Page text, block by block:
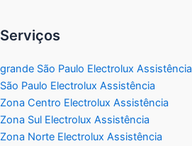
Serviços
grande São Paulo Electrolux Assistência
São Paulo Electrolux Assistência
Zona Centro Electrolux Assistência
Zona Sul Electrolux Assistência
Zona Norte Electrolux Assistência